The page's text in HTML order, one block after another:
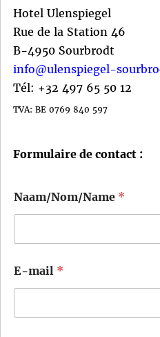
Hotel Ulenspiegel
Rue de la Station 46
B-4950 Sourbrodt
info@ulenspiegel-
Tél: +32 497 65 50 12
TVA: BE 0769 840 597
Formulaire de contact :
Naam/Nom/Name *
E-mail *